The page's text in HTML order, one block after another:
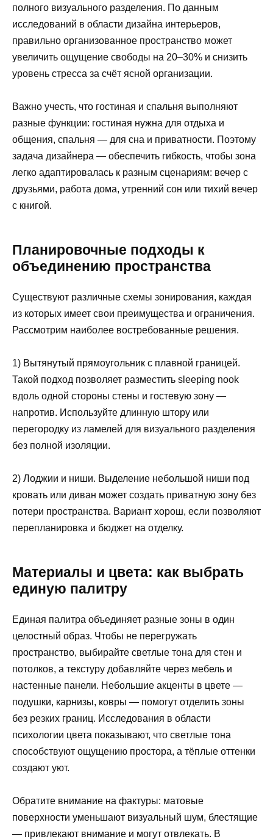
полного визуального разделения. По данным
исследований в области дизайна интерьеров,
правильно организованное пространство может
увеличить ощущение свободы на 20–30% и снизить
уровень стресса за счёт ясной организации.
Важно учесть, что гостиная и спальня выполняют
разные функции: гостиная нужна для отдыха и
общения, спальня — для сна и приватности. Поэтому
задача дизайнера — обеспечить гибкость, чтобы зона
легко адаптировалась к разным сценариям: вечер с
друзьями, работа дома, утренний сон или тихий вечер
с книгой.
Планировочные подходы к
объединению пространства
Существуют различные схемы зонирования, каждая
из которых имеет свои преимущества и ограничения.
Рассмотрим наиболее востребованные решения.
1) Вытянутый прямоугольник с плавной границей.
Такой подход позволяет разместить sleeping nook
вдоль одной стороны стены и гостевую зону —
напротив. Используйте длинную штору или
перегородку из ламелей для визуального разделения
без полной изоляции.
2) Лоджии и ниши. Выделение небольшой ниши под
кровать или диван может создать приватную зону без
потери пространства. Вариант хорош, если позволяют
перепланировка и бюджет на отделку.
Материалы и цвета: как выбрать
единую палитру
Единая палитра объединяет разные зоны в один
целостный образ. Чтобы не перегружать
пространство, выбирайте светлые тона для стен и
потолков, а текстуру добавляйте через мебель и
настенные панели. Небольшие акценты в цвете —
подушки, карнизы, ковры — помогут отделить зоны
без резких границ. Исследования в области
психологии цвета показывают, что светлые тона
способствуют ощущению простора, а тёплые оттенки
создают уют.
Обратите внимание на фактуры: матовые
поверхности уменьшают визуальный шум, блестящие
— привлекают внимание и могут отвлекать. В